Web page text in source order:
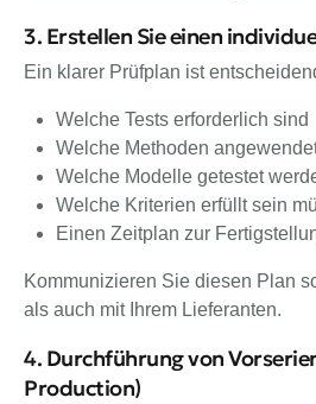
3. Erstellen Sie einen
Ein klarer Prüfplan ist
Welche Tests erforderlich sind
Welche Methoden
Welche Modelle getestet
Welche Kriterien erfüllt sein
Einen Zeitplan zur
Kommunizieren Sie diesen Plan
als auch mit Ihrem Lieferanten.
4. Durchführung von
Production)